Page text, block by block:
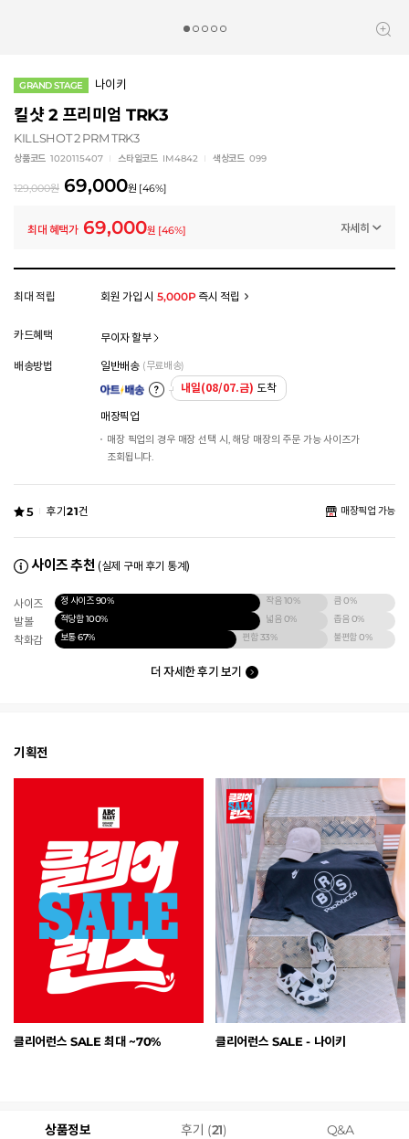
GRAND STAGE 나이키
킬샷 2 프리미엄 TRK3
KILLSHOT 2 PRM TRK3
상품코드 1020115407 스타일코드 IM4842 색상코드 099
129,000원 69,000원 [46%]
최대 혜택가 69,000원 [46%] 자세히
모든 혜택이 적용된 금액으로, 실제 결제 금액과는 차이가 있을 수 있습니다.
최대 적립 회원 가입 시 5,000P즉시 적립
카드혜택 무이자 할부
배송방법 일반배송 (무료배송)
내일(08/07.금) 도착
매장픽업
매장 픽업의 경우 매장 선택 시, 해당 매장의 주문 가능 사이즈가
조회됩니다.
5 후기21건 매장픽업 가능
사이즈 추천 (실제 구매 후기 통계)
사이즈 정 사이즈90% 작음10% 큼0%
발볼 적당함100% 넓음0% 좁음0%
착화감 보통67% 편함33% 불편함0%
더 자세한 후기 보기
기획전
클리어런스 SALE 최대 ~70% 클리어런스 SALE - 나이키
상품정보 후기 (21) Q&A